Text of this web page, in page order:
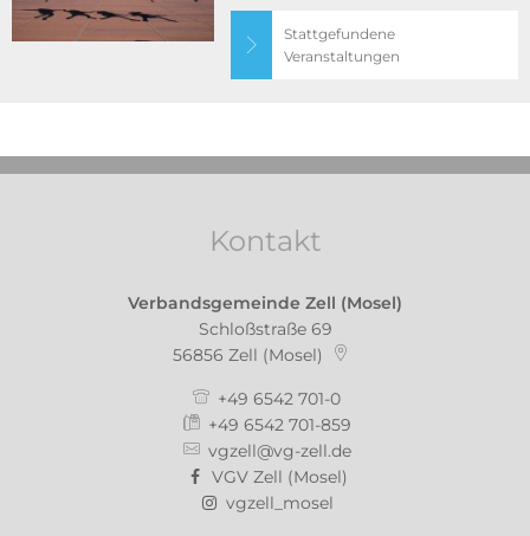
Stattgefundene
Veranstaltungen
Kontakt
Verbandsgemeinde Zell (Mosel)
Schloßstraße 69
56856 Zell (Mosel)
+49 6542 701-0
+49 6542 701-859
vgzell@vg-zell.de
VGV Zell (Mosel)
vgzell_mosel